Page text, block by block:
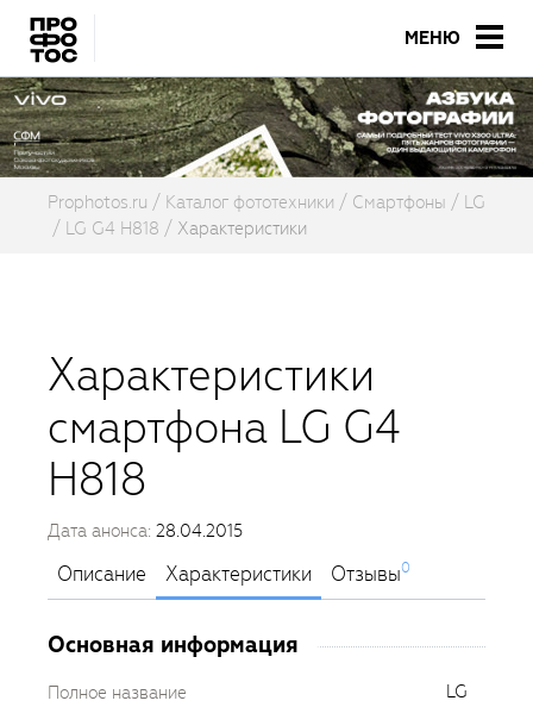
МЕНЮ
Prophotos.ru Каталог фототехники Смартфоны
LG
LG G4 H818
Характеристики
Характеристики
смартфона LG G4
H818
Дата анонса: 28.04.2015
Описание Характеристики Отзывы0
Основная информация
Полное название
LG